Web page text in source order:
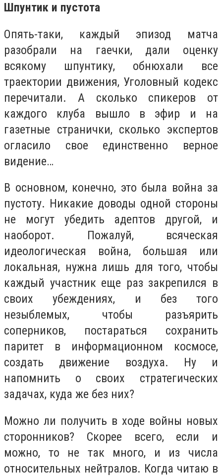
Шпунтик и пустота
Опять-таки, каждый эпизод матча
разобрали на гаечки, дали оценку
всякому шпунтику, обнюхали все
траектории движения, Уголовный кодекс
перечитали. А сколько спикеров от
каждого клуба вышло в эфир и на
газетные странички, сколько экспертов
огласило свое единственно верное
видение…
В основном, конечно, это была война за
пустоту. Никакие доводы одной стороны
не могут убедить адептов другой, и
наоборот. Пожалуй, всяческая
идеологическая война, большая или
локальная, нужна лишь для того, чтобы
каждый участник еще раз закрепился в
своих убеждениях, и без того
незыблемых, чтобы разъярить
соперников, постараться сохранить
паритет в информационном космосе,
создать движение воздуха. Ну и
напомнить о своих стратегических
задачах, куда же без них?
Можно ли получить в ходе войны новых
сторонников? Скорее всего, если и
можно, то не так много, и из числа
относительных нейтралов. Когда читаю в